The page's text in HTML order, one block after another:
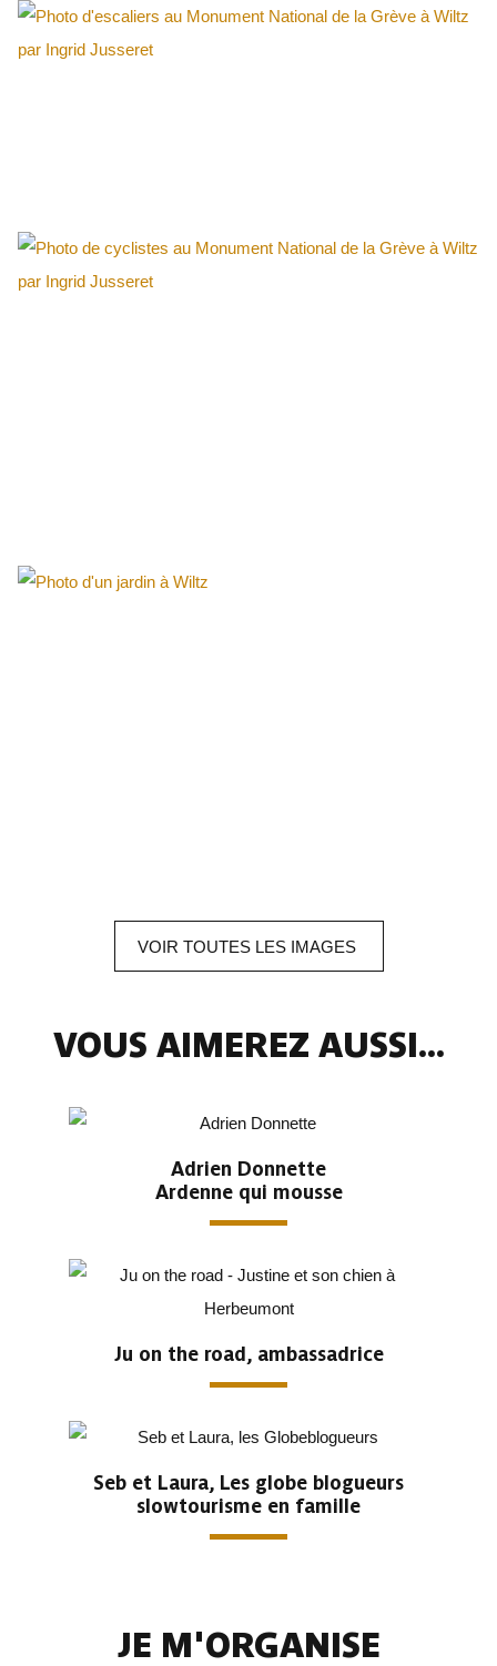
VOIR TOUTES LES IMAGES
VOUS AIMEREZ AUSSI...
Adrien Donnette
Ardenne qui mousse
Ju on the road, ambassadrice
Seb et Laura, Les globe blogueurs
slowtourisme en famille
JE M'ORGANISE